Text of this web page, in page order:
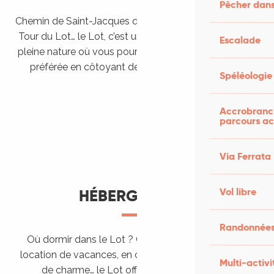
Pêcher
Escalade
Spéléologie
parcours
Via Ferrata
Vol libre
Multi-
Chemin de Saint-Jacques de Compostelle, Véloroutes,
Tour du Lot… le Lot, c’est une véritable destination de
pleine nature où vous pourrez pratiquer votre activité
préférée en côtoyant des paysages grandioses.
HÉBERGEMENTS
Où dormir dans le Lot ? Chez l’habitant, dans une
location de vacances, en camping, ou dans un hôtel
de charme… le Lot offre des hébergements